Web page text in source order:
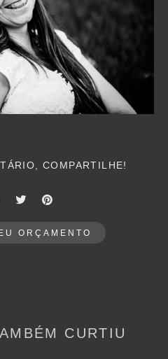
COMPARTILHE!
ORÇAMENTO
CURTIU